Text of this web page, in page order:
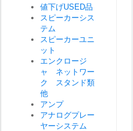
値下げUSED品
スピーカーシス
テム
スピーカーユニ
ット
エンクロージ
ャ ネットワー
ク スタンド類
他
アンプ
アナログプレー
ヤーシステム